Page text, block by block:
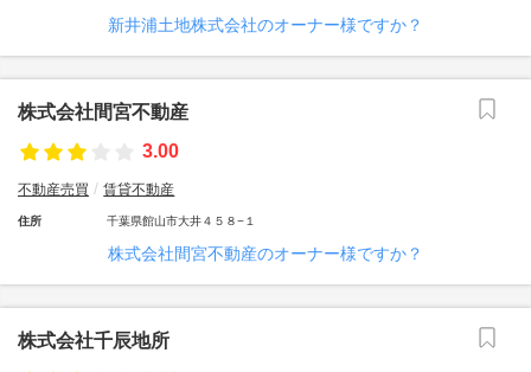
新井浦土地株式会社のオーナー様ですか？
株式会社間宮不動産
3.00
不動産売買 賃貸不動産
住所 千葉県館山市大井４５８−１
株式会社間宮不動産のオーナー様ですか？
株式会社千辰地所